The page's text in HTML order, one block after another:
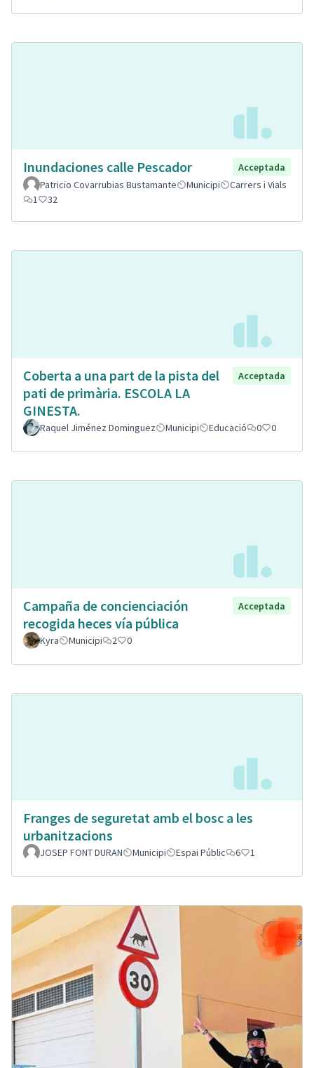
Inundaciones calle Pescador
Acceptada
Patricio Covarrubias Bustamante
Municipi
Carrers i Vials
1
32
Coberta a una part de la pista del
pati de primària. ESCOLA LA
GINESTA.
Acceptada
Raquel Jiménez Dominguez Municipi Educació 0 0
Campaña de concienciación
recogida heces vía pública
Acceptada
Kyra Municipi 2 0
Franges de seguretat amb el bosc a les
urbanitzacions
JOSEP FONT DURAN Municipi Espai Públic 6 1